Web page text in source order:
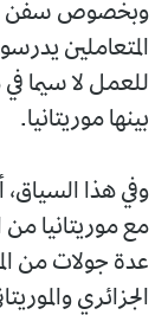
وبخصوص سفن
المتعاملين
للعمل لا سيما
بينها موريتانيا.
وفي هذا
مع موريتانيا من
عدة جولات من
الجزائري